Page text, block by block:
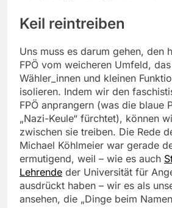
Keil reintreiben
Uns muss es darum gehen, den
FPÖ vom weicheren Umfeld,
Wähler_innen und kleinen
isolieren. Indem wir den
FPÖ anprangern (was die blaue
„Nazi-Keule“ fürchtet), können
zwischen sie treiben. Die Rede
Michael Köhlmeier war gerade
ermutigend, weil – wie es auch
Lehrende der Universität für
ausdrückt haben – wir es als
ansehen, die „Dinge beim